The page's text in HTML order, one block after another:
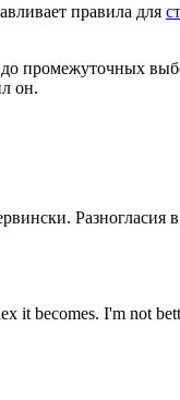
правила для
промежуточных
он.
Разногласия
it becomes. I'm not